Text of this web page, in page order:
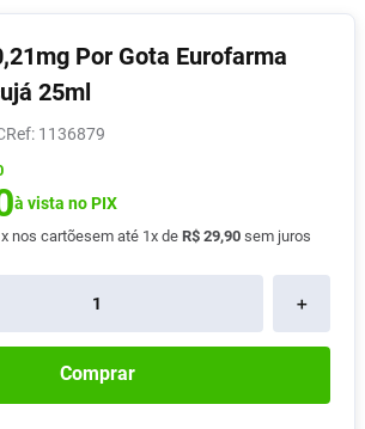
Por Gota Eurofarma
25ml
: 1136879
à vista no PIX
x nos cartõesem até 1x de R$ 29,90 sem juros
＋
Comprar
Sec